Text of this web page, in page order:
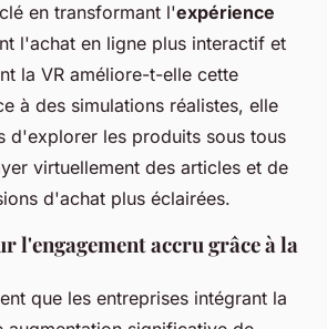
en transformant l'expérience
l'achat en ligne plus interactif et
la VR améliore-t-elle cette
à des simulations réalistes, elle
d'explorer les produits sous tous
virtuellement des articles et de
d'achat plus éclairées.
l'engagement accru grâce à la
que les entreprises intégrant la